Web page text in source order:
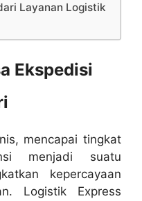
Layanan Logistik
Ekspedisi
mencapai tingkat
menjadi suatu
kepercayaan
Logistik Express